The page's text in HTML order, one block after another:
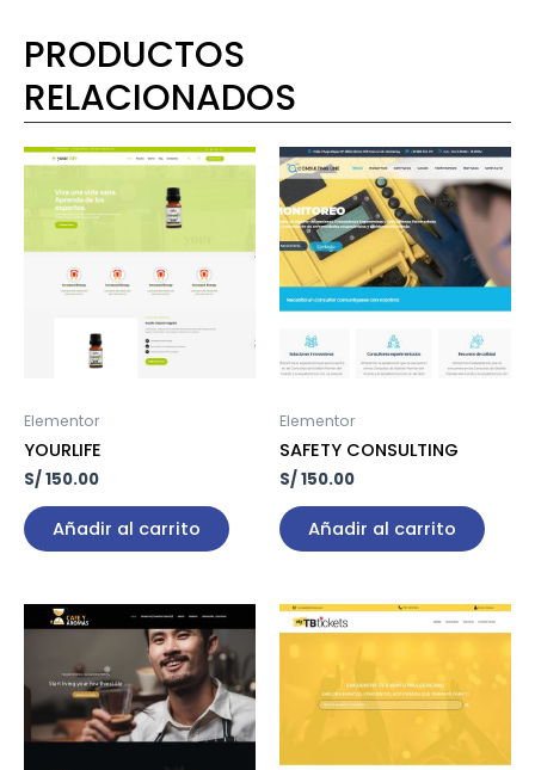
PRODUCTOS
RELACIONADOS
Elementor
YOURLIFE
S/150.00
Añadir al carrito
Elementor
SAFETY CONSULTING
S/150.00
Añadir al carrito